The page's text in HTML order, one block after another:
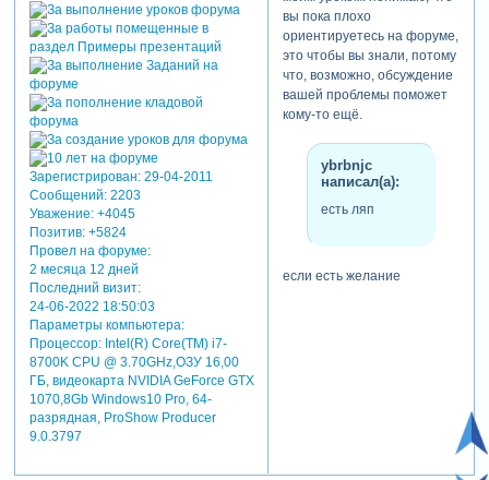
Зарегистрирован: 29-04-2011
Сообщений:2203
Уважение: +4045
Позитив: +5824
Провел на форуме:
2 месяца 12 дней
Последний визит:
24-06-2022 18:50:03
Параметры компьютера:
Процессор: Intel(R) Core(TM) i7-
8700K CPU @ 3.70GHz,ОЗУ 16,00
ГБ, видеокарта NVIDIA GeForce GTX
1070,8Gb Windows10 Pro, 64-
разрядная, ProShow Producer
9.0.3797
вы пока плохо
ориентируетесь на форуме,
это чтобы вы знали, потому
что, возможно, обсуждение
вашей проблемы поможет
кому-то ещё.
ybrbnjc
написал(а):
есть ляп
если есть желание